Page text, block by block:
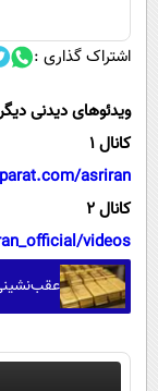
اشتراک گذاری :
ویدئوهای دیدنی
کانال 1
asriran
کانال 2
videos